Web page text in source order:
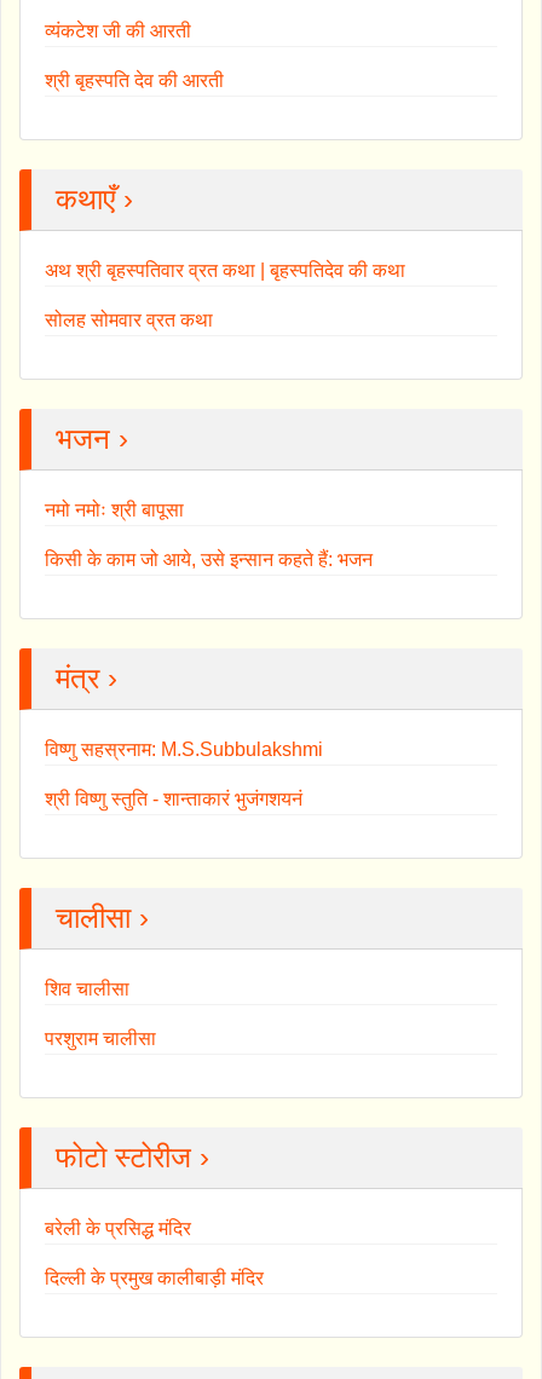
व्यंकटेश जी की आरती
श्री बृहस्पति देव की आरती
कथाएँ ›
अथ श्री बृहस्पतिवार व्रत कथा | बृहस्पतिदेव की कथा
सोलह सोमवार व्रत कथा
भजन ›
नमो नमोः श्री बापूसा
किसी के काम जो आये, उसे इन्सान कहते हैं: भजन
मंत्र ›
विष्णु सहस्रनाम: M.S.Subbulakshmi
श्री विष्णु स्तुति - शान्ताकारं भुजंगशयनं
चालीसा ›
शिव चालीसा
परशुराम चालीसा
फोटो स्टोरीज ›
बरेली के प्रसिद्ध मंदिर
दिल्ली के प्रमुख कालीबाड़ी मंदिर